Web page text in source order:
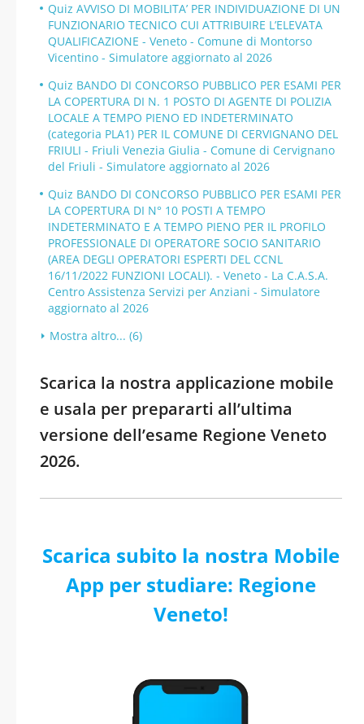
Quiz AVVISO DI MOBILITA’ PER INDIVIDUAZIONE DI UN
FUNZIONARIO TECNICO CUI ATTRIBUIRE L’ELEVATA
QUALIFICAZIONE - Veneto - Comune di Montorso
Vicentino - Simulatore aggiornato al 2026
Quiz BANDO DI CONCORSO PUBBLICO PER ESAMI PER
LA COPERTURA DI N. 1 POSTO DI AGENTE DI POLIZIA
LOCALE A TEMPO PIENO ED INDETERMINATO
(categoria PLA1) PER IL COMUNE DI CERVIGNANO DEL
FRIULI - Friuli Venezia Giulia - Comune di Cervignano
del Friuli - Simulatore aggiornato al 2026
Quiz BANDO DI CONCORSO PUBBLICO PER ESAMI PER
LA COPERTURA DI N° 10 POSTI A TEMPO
INDETERMINATO E A TEMPO PIENO PER IL PROFILO
PROFESSIONALE DI OPERATORE SOCIO SANITARIO
(AREA DEGLI OPERATORI ESPERTI DEL CCNL
16/11/2022 FUNZIONI LOCALI). - Veneto - La C.A.S.A.
Centro Assistenza Servizi per Anziani - Simulatore
aggiornato al 2026
Mostra altro... (6)
Scarica la nostra applicazione mobile
e usala per prepararti all’ultima
versione dell’esame Regione Veneto
2026.
Scarica subito la nostra Mobile
App per studiare: Regione
Veneto!